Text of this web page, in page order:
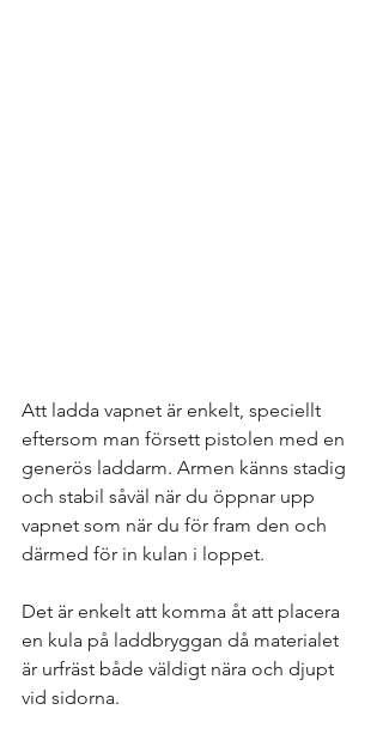
Att ladda vapnet är enkelt, speciellt
eftersom man försett pistolen med en
generös laddarm. Armen känns stadig
och stabil såväl när du öppnar upp
vapnet som när du för fram den och
därmed för in kulan i loppet.
Det är enkelt att komma åt att placera
en kula på laddbryggan då materialet
är urfräst både väldigt nära och djupt
vid sidorna.